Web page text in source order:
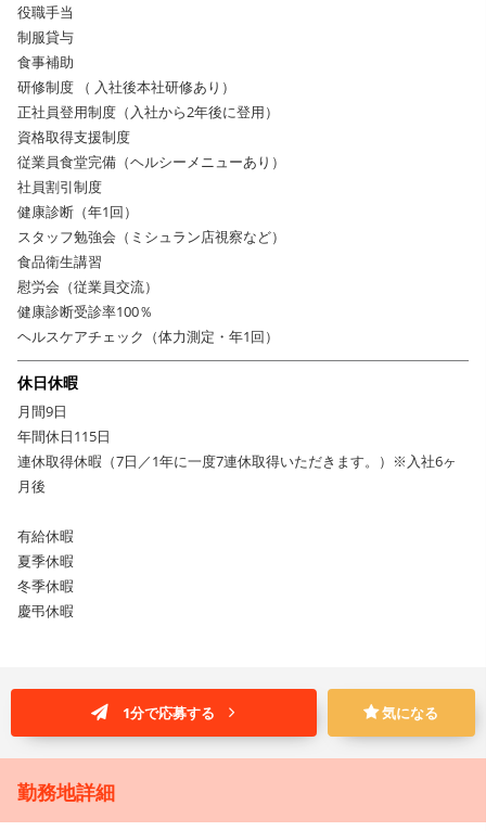
役職手当
制服貸与
食事補助
研修制度 （ 入社後本社研修あり）
正社員登用制度（入社から2年後に登用）
資格取得支援制度
従業員食堂完備（ヘルシーメニューあり）
社員割引制度
健康診断（年1回）
スタッフ勉強会（ミシュラン店視察など）
食品衛生講習
慰労会（従業員交流）
健康診断受診率100％
ヘルスケアチェック（体力測定・年1回）
休日休暇
月間9日
年間休日115日
連休取得休暇（7日／1年に一度7連休取得いただきます。）※入社6ヶ
月後
有給休暇
夏季休暇
冬季休暇
慶弔休暇
1分で応募する 気になる
勤務地詳細